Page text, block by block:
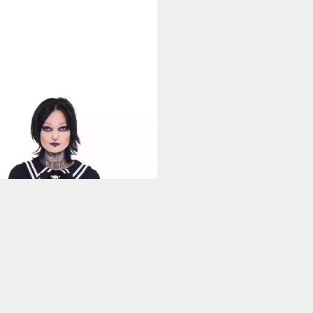
Sailor Skull Goth Gothic
Schädel Totenkopf Matrose